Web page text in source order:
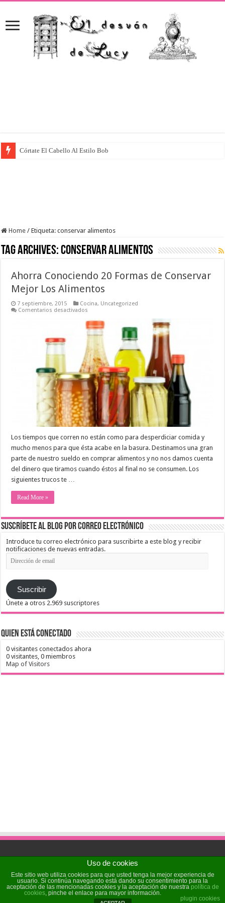
Córtate El Cabello Al Estilo Bob
Home / Etiqueta:conservar alimentos
Tag Archives:conservar alimentos
Ahorra Conociendo 20 Formas de Conservar
Mejor Los Alimentos
7 septiembre, 2015 Cocina, Uncategorized
Comentarios desactivados
Conociendo
20
Formas
Conservar
Mejor
Los
Alimentos
Los tiempos que corren no están como para desperdiciar comida y
mucho menos para que ésta acabe en la basura. Destinamos una gran
parte de nuestro sueldo en comprar alimentos y no nos damos cuenta
del dinero que tiramos cuando éstos al final no se consumen. Los
siguientes trucos te …
Read More »
Suscríbete al blog por correo electrónico
Introduce tu correo electrónico para suscribirte a este blog y recibir
notificaciones de nuevas entradas.
Dirección
de
Suscribir
Únete a otros 2.969 suscriptores
Quien está conectado
0 visitantes conectados ahora
0 visitantes, 0 miembros
Map of Visitors
Powered bySochicat| Designed bySochicat
© Copyright 2026, All Rights Reserved
Uso de cookies
Este sitio web utiliza cookies para que usted tenga la mejor experiencia de
usuario. Si continúa navegando está dando su consentimiento para la
aceptación de las mencionadas cookies y la aceptación de nuestra política de
cookies, pinche el enlace para mayor información.
plugin cookies